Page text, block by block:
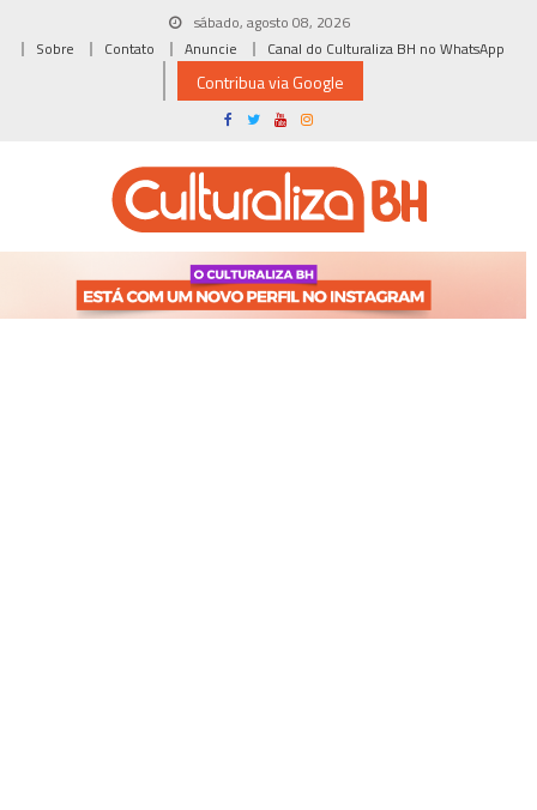
sábado, agosto 08, 2026
Sobre
Contato Anuncie Canal do Culturaliza BH no WhatsApp
Contribua via Google